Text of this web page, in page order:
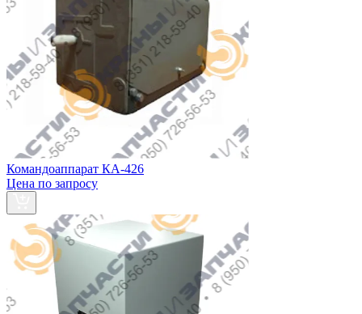
Командоаппарат КА-426
Цена по запросу